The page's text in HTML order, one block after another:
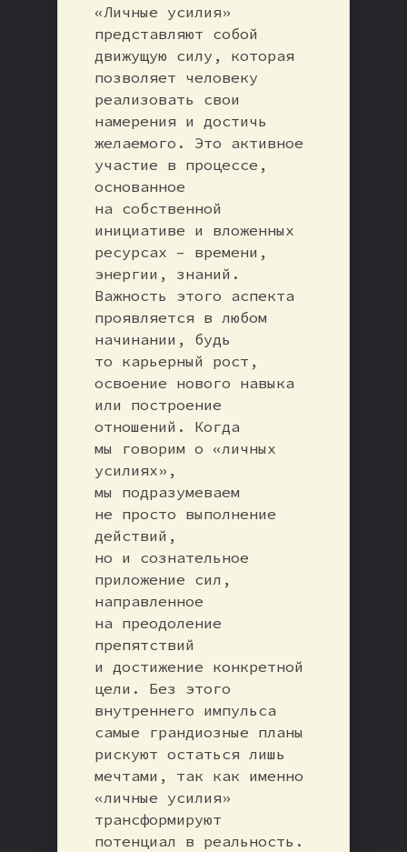
«Личные усилия»
представляют собой
движущую силу, которая
позволяет человеку
реализовать свои
намерения и достичь
желаемого. Это активное
участие в процессе,
основанное
на собственной
инициативе и вложенных
ресурсах – времени,
энергии, знаний.
Важность этого аспекта
проявляется в любом
начинании, будь
то карьерный рост,
освоение нового навыка
или построение
отношений. Когда
мы говорим о «личных
усилиях»,
мы подразумеваем
не просто выполнение
действий,
но и сознательное
приложение сил,
направленное
на преодоление
препятствий
и достижение конкретной
цели. Без этого
внутреннего импульса
самые грандиозные планы
рискуют остаться лишь
мечтами, так как именно
«личные усилия»
трансформируют
потенциал в реальность.